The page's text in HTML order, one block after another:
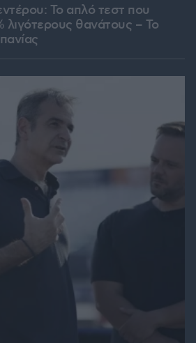
Το απλό τεστ που
θανάτους – Το